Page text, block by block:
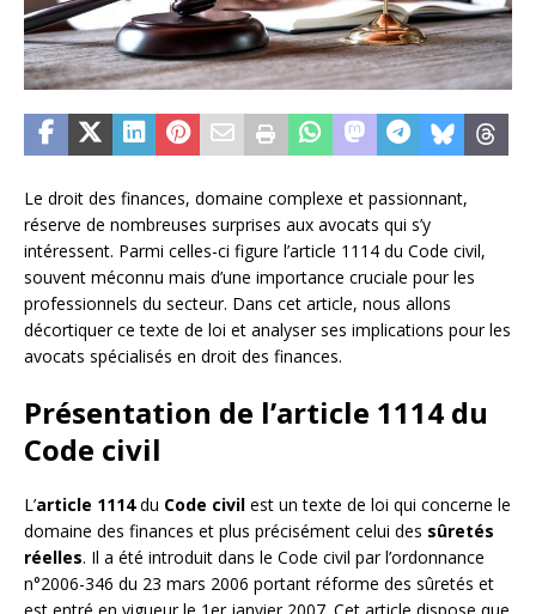
Le droit des finances, domaine complexe et passionnant,
réserve de nombreuses surprises aux avocats qui s’y
intéressent. Parmi celles-ci figure l’article 1114 du Code civil,
souvent méconnu mais d’une importance cruciale pour les
professionnels du secteur. Dans cet article, nous allons
décortiquer ce texte de loi et analyser ses implications pour les
avocats spécialisés en droit des finances.
Présentation de l’article 1114 du
Code civil
L’article 1114du Code civil est un texte de loi qui concerne le
domaine des finances et plus précisément celui des sûretés
réelles. Il a été introduit dans le Code civil par l’ordonnance
n°2006-346 du 23 mars 2006 portant réforme des sûretés et